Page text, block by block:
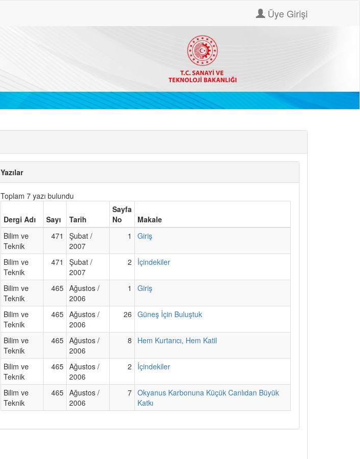
Üye Girişi
Yazılar
Toplam 7 yazı bulundu
Dergi Adı Sayı Tarih
Sayfa
No
Makale
Bilim ve
Teknik
471
Şubat /
2007
1 Giriş
Bilim ve
Teknik
471
Şubat /
2007
2 İçindekiler
Bilim ve
Teknik
465 Ağustos /
2006
1 Giriş
Bilim ve
Teknik
465 Ağustos /
2006
26 Güneş İçin Buluştuk
Bilim ve
Teknik
465 Ağustos /
2006
8 Hem Kurtarıcı, Hem Katil
Bilim ve
Teknik
465 Ağustos /
2006
2 İçindekiler
Bilim ve
Teknik
465 Ağustos /
2006
7 Okyanus Karbonuna Küçük Canlıdan Büyük
Katkı